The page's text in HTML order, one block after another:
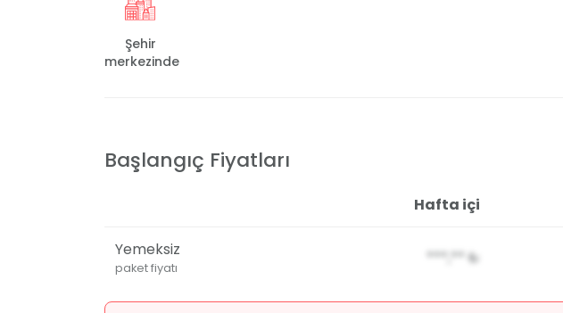
Şehir
merkezinde
Başlangıç Fiyatları
Hafta içi
Yemeksiz
paket fiyatı
***,** ₺